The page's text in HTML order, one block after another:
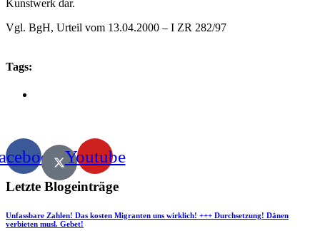
Kunstwerk dar.
Vgl. BgH, Urteil vom 13.04.2000 – I ZR 282/97
Tags:
Youtube
Letzte Blogeinträge
Unfassbare Zahlen! Das kosten Migranten uns wirklich! +++ Durchsetzung! Dänen
verbieten musl. Gebet!